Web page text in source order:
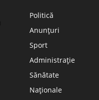
Politică
Anunțuri
Sport
Administrație
Sănătate
Naționale